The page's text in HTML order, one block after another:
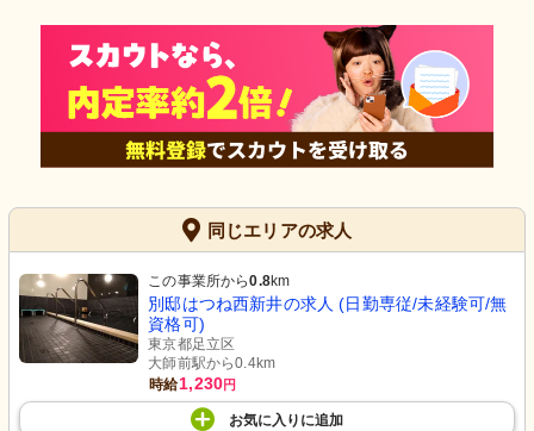
同じエリアの求人
この事業所から0.8km
別邸はつね西新井の求人 (日勤専従/未経験可/無
資格可)
東京都足立区
大師前駅から0.4km
時給1,230円
お気に入り に追加